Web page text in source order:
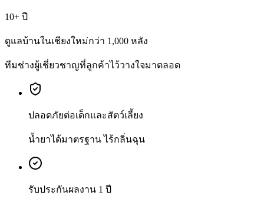
10+ ปี
ดูแลบ้านในเชียงใหม่กว่า 1,000 หลัง
ทีมช่างผู้เชี่ยวชาญที่ลูกค้าไว้วางใจมาตลอด
ปลอดภัยต่อเด็กและสัตว์เลี้ยง
น้ำยาได้มาตรฐาน ไร้กลิ่นฉุน
รับประกันผลงาน 1 ปี